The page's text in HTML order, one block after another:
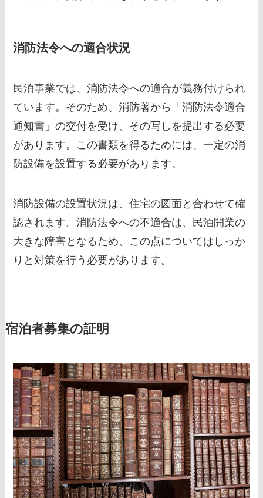
消防法令への適合状況
民泊事業では、消防法令への適合が義務付けられ
ています。そのため、消防署から「消防法令適合
通知書」の交付を受け、その写しを提出する必要
があります。この書類を得るためには、一定の消
防設備を設置する必要があります。
消防設備の設置状況は、住宅の図面と合わせて確
認されます。消防法令への不適合は、民泊開業の
大きな障害となるため、この点についてはしっか
りと対策を行う必要があります。
宿泊者募集の証明